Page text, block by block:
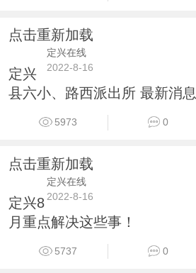
点击重新加载
定兴在线
2022-8-16
定兴
县六小、路西派出所 最新消息
5973 0
点击重新加载
定兴在线
2022-8-16
定兴8
月重点解决这些事！
5737 0